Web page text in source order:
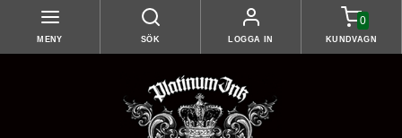
MENY SÖK LOGGA IN
0
KUNDVAGN